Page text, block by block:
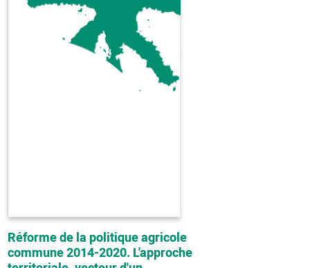
Réforme de la politique agricole
commune 2014-2020. L'approche